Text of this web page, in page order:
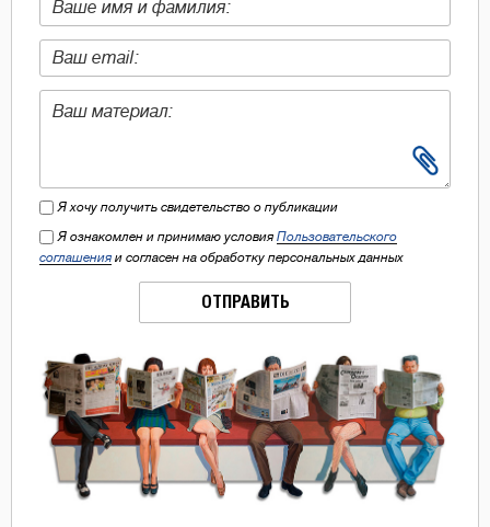
Я хочу получить свидетельство о публикации
Я ознакомлен и принимаю условия Пользовательского
соглашения и согласен на обработку персональных данных
ОТПРАВИТЬ